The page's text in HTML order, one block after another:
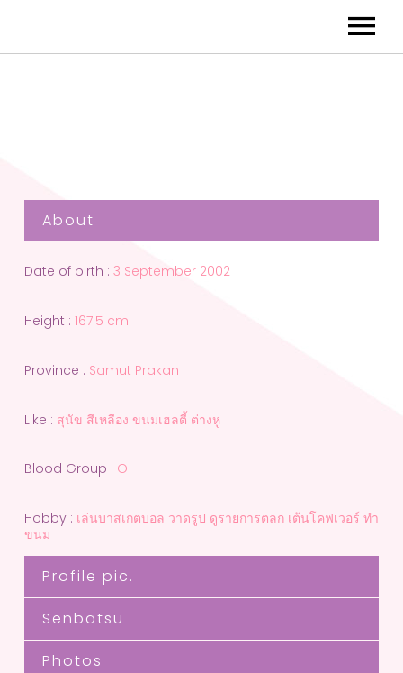
About
Date of birth : 3 September 2002
Height : 167.5 cm
Province : Samut Prakan
Like : สุนัข สีเหลือง ขนมเฮลตี้ ต่างหู
Blood Group : O
Hobby : เล่นบาสเกตบอล วาดรูป ดูรายการตลก เต้นโคฟเวอร์ ทำ
ขนม
Profile pic.
Senbatsu
Photos